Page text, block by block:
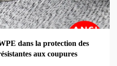
dans la protection des
aux coupures